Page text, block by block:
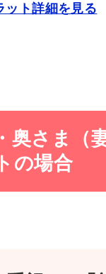
ット詳細を見る
奥さま（
の場合